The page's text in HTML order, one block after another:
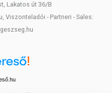
Lakatos út 36/B
Viszonteladói - Partneri - Sales: